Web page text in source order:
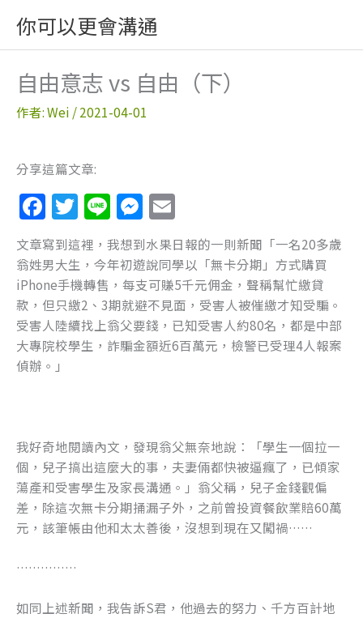
主
你可以更會溝通
自由意志 vs 自由（下）
作者:Wei /2021-04-01
分享這篇文章:
F
a
c
e
b
o
o
T
w
itt
er
Li
n
e
M
e
ss
e
n
g
er
m
ai
l
文章寫到這裡，我想到水果日報的一則新聞「一名20多歲
翁姓男大生，今年初遊說同學以「無卡分期」方式購買
iPhone手機轉售，每支可賺5千元佣金，聲稱幫忙繳貸
款，但只繳2、3期就避不見面，受害人被催繳才知受騙。
受害人陸續找上翁父要錢，已知受害人約80名，都是中部
大專院校學生，詐騙金額近6百萬元，檢警已受理4人報案
偵辦。」
我好奇地閱讀內文，發現翁父無奈地說：「學生一個拉一
個，兒子搞出這麼大的事，夫妻倆都快被逼瘋了，已傾家
蕩產和受害學生及家長溝通。」翁父稱，兒子金錢觀偏
差，除這次無卡分期捅漏子外，之前曾投資餐飲業賠60萬
元，該筆帳由他和太太善後，沒想到現在又闖禍……
……………
如同上述新聞，我告訴S君，他過去的努力、千方百計地